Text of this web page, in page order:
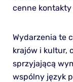
cenne kontakty
Wydarzenia te
krajów i kultur,
sprzyjającą
wspólny język